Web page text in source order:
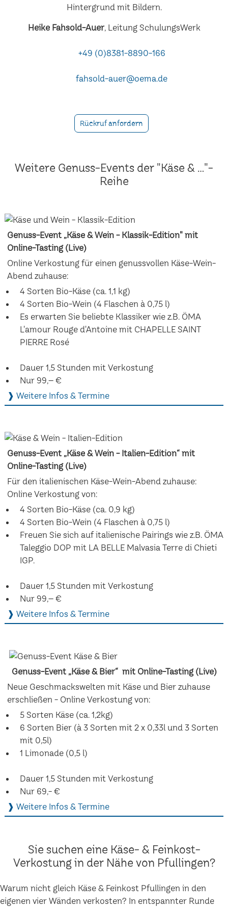
Heike Fahsold-Auer, Leitung SchulungsWerk
+49 (0)8381-8890-166
fahsold-auer@oema.de
Rückruf anfordern
Weitere Genuss-Events der "Käse & ..."-
Reihe
Genuss-Event „Käse & Wein - Klassik-Edition" mit
Online-Tasting (Live)
Online Verkostung für einen genussvollen Käse-Wein-
Abend zuhause:
4 Sorten Bio-Käse (ca. 1,1 kg)
4 Sorten Bio-Wein (4 Flaschen à 0,75 l)
Es erwarten Sie beliebte Klassiker wie z.B. ÖMA
L'amour Rouge d'Antoine mit CHAPELLE SAINT
PIERRE Rosé
Dauer 1,5 Stunden mit Verkostung
Nur 99,– €
❱ Weitere Infos & Termine
Genuss-Event „Käse & Wein - Italien-Edition“ mit
Online-Tasting (Live)
Für den italienischen Käse-Wein-Abend zuhause:
Online Verkostung von:
4 Sorten Bio-Käse (ca. 0,9 kg)
4 Sorten Bio-Wein (4 Flaschen à 0,75 l)
Freuen Sie sich auf italienische Pairings wie z.B. ÖMA
Taleggio DOP mit LA BELLE Malvasia Terre di Chieti
IGP.
Dauer 1,5 Stunden mit Verkostung
Nur 99,– €
❱ Weitere Infos & Termine
Genuss-Event „Käse & Bier“ mit Online-Tasting (Live)
Neue Geschmackswelten mit Käse und Bier zuhause
erschließen - Online Verkostung von:
5 Sorten Käse (ca. 1,2kg)
6 Sorten Bier (à 3 Sorten mit 2 x 0,33l und 3 Sorten
mit 0,5l)
1 Limonade (0,5 l)
Dauer 1,5 Stunden mit Verkostung
Nur 69,- €
❱ Weitere Infos & Termine
Sie suchen eine Käse- & Feinkost-
Verkostung in der Nähe von Pfullingen?
Warum nicht gleich Käse & Feinkost Pfullingen in den
eigenen vier Wänden verkosten? In entspannter Runde